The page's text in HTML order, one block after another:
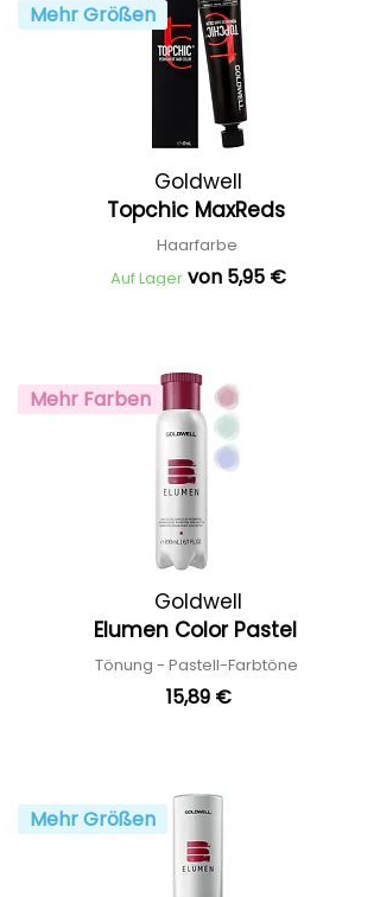
Mehr Größen
Goldwell
Topchic MaxReds
Haarfarbe
Auf Lager von 5,95 €
Mehr Farben
Goldwell
Elumen Color Pastel
Tönung - Pastell-Farbtöne
15,89 €
Mehr Größen